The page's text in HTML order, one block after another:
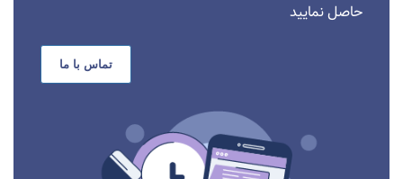
حاصل نمایید
تماس با ما